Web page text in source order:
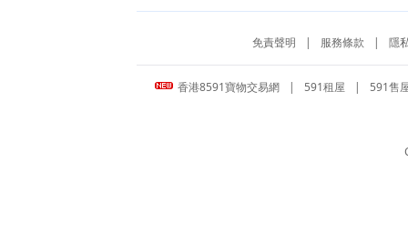
免責聲明 | 服務條款 | 隱
香港8591寶物交易網 | 591租屋 | 591售